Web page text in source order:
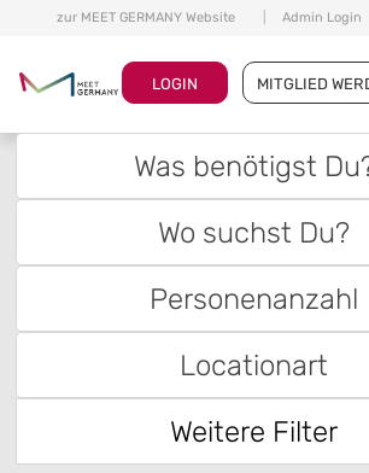
zur MEET GERMANY Website Admin Login
LOGIN MITGLIED
Was benötigst
Wo suchst Du?
Personenanzahl
Locationart
Weitere Filter